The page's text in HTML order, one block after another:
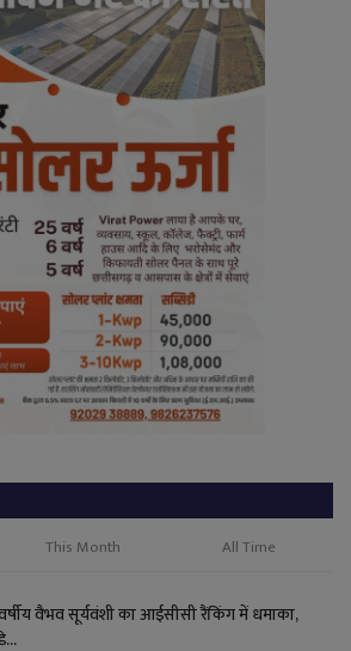
This Month All Time
वैभव सूर्यवंशी का आईसीसी रैंकिंग में धमाका,